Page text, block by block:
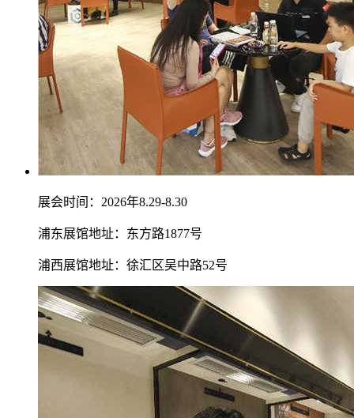
展会时间：2026年8.29-8.30
浦东展馆地址：东方路1877号
浦西展馆地址：徐汇区吴中路52号